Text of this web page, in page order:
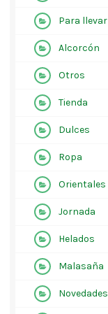
Para llevar
Alcorcón
Otros
Tienda
Dulces
Ropa
Orientales
Jornada
Helados
Malasaña
Novedades